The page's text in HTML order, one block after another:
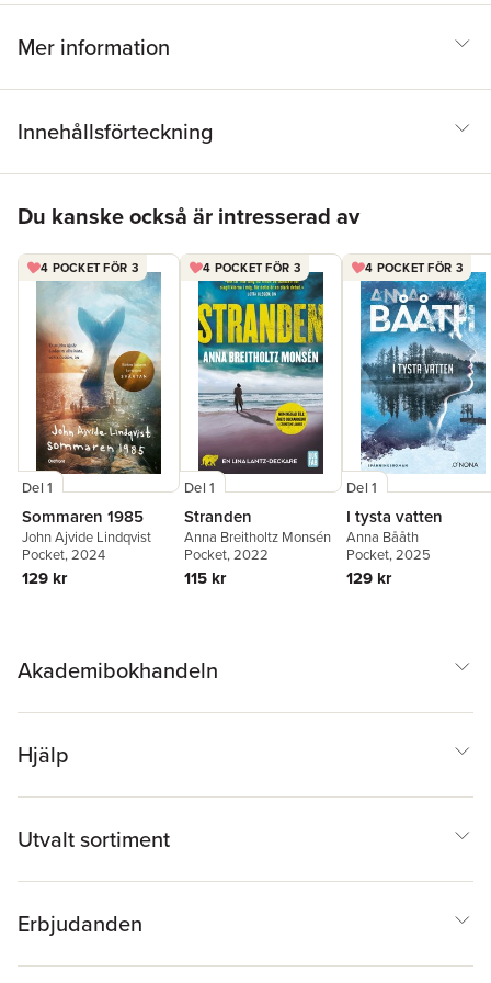
Mer information
Innehållsförteckning
Du kanske också är intresserad av
4 POCKET FÖR 3
Del 1
Sommaren 1985
John Ajvide Lindqvist
Pocket, 2024
129 kr
4 POCKET FÖR 3
Del 1
Stranden
Anna Breitholtz Monsén
Pocket, 2022
115 kr
4 POCKET FÖR 3
Del 1
I tysta vatten
Anna Bååth
Pocket, 2025
129 kr
Akademibokhandeln
Hjälp
Utvalt sortiment
Erbjudanden